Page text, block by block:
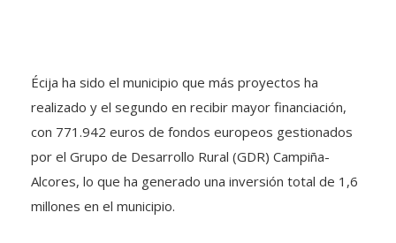
Écija ha sido el municipio que más proyectos ha
realizado y el segundo en recibir mayor financiación,
con 771.942 euros de fondos europeos gestionados
por el Grupo de Desarrollo Rural (GDR) Campiña-
Alcores, lo que ha generado una inversión total de 1,6
millones en el municipio.